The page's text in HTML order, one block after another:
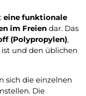
eine funktionale
im Freien dar. Das
(Polypropylen),
und den üblichen
sich die einzelnen
Die